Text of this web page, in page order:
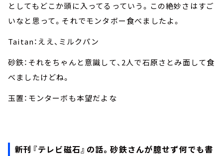
としてもどこか頭に入ってるっていう。この絶妙さはすご
いなと思って。それでモンタボー食べましたよ。
Taitan：ええ、ミルクパン
砂鉄：それをちゃんと意識して、2人で石原さとみ面して食
べましたけどね。
玉置：モンターボも本望だよな
新刊『テレビ磁石』の話。砂鉄さんが臆せず何でも書